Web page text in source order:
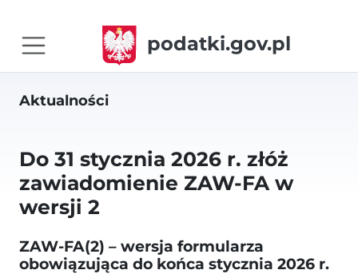
podatki.gov.pl
Aktualności
Do 31 stycznia 2026 r. złóż
zawiadomienie ZAW-FA w
wersji 2
ZAW-FA(2) – wersja formularza
obowiązująca do końca stycznia 2026 r.